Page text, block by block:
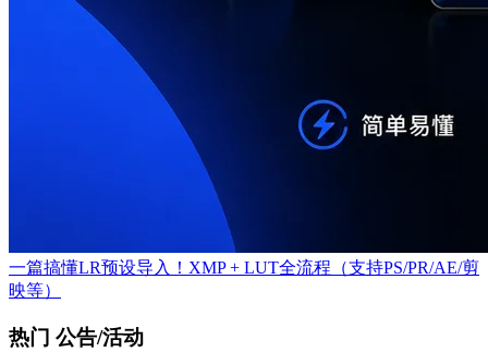
一篇搞懂LR预设导入！XMP + LUT全流程（支持PS/PR/AE/剪
映等）
热门 公告/活动